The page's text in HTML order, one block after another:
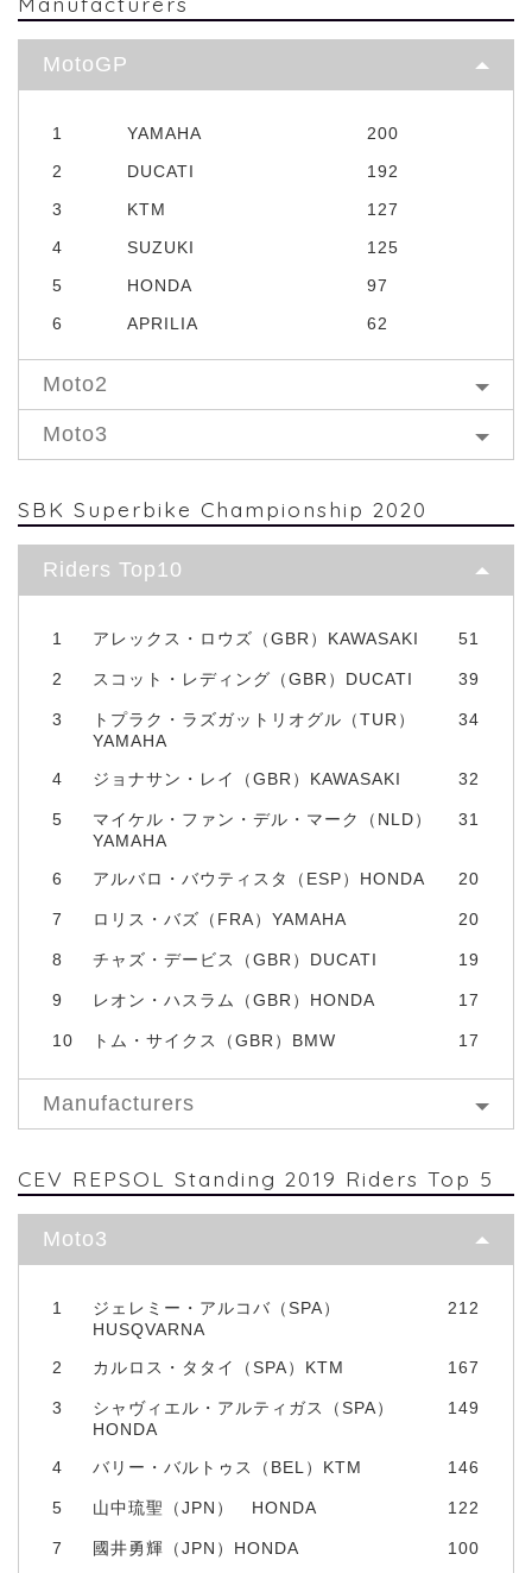
MotoGP
1 YAMAHA
200
2
DUCATI
192
3
KTM
127
4
SUZUKI
125
5
HONDA
97
6
APRILIA 62
Moto2
Moto3
SBK Superbike Championship 2020
Riders Top10
1 アレックス・ロウズ（GBR）KAWASAKI 51
2 スコット・レディング（GBR）DUCATI 39
3
トプラク・ラズガットリオグル（TUR）
YAMAHA
34
4 ジョナサン・レイ（GBR）KAWASAKI 32
5
マイケル・ファン・デル・マーク（NLD）
YAMAHA
31
6 アルバロ・バウティスタ（ESP）HONDA 20
7 ロリス・バズ（FRA）YAMAHA 20
8 チャズ・デービス（GBR）DUCATI 19
9 レオン・ハスラム（GBR）HONDA 17
10 トム・サイクス（GBR）BMW 17
Manufacturers
CEV REPSOL Standing 2019 Riders Top 5
Moto3
1
ジェレミー・アルコバ（SPA）
HUSQVARNA
212
2 カルロス・タタイ（SPA）KTM 167
3
シャヴィエル・アルティガス（SPA）
HONDA
149
4 バリー・バルトゥス（BEL）KTM 146
5 山中琉聖（JPN） HONDA 122
7 國井勇輝（JPN）HONDA 100